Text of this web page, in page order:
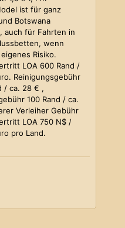
ist für ganz
Botswana
auch für Fahrten in
wenn
Risiko.
LOA 600 Rand /
Reinigungsgebühr
/ ca. 28 € ,
100 Rand / ca.
Verleiher Gebühr
LOA 750 N$ /
pro Land.